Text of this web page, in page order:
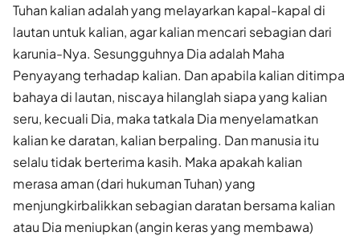
Tuhan kalian adalah yang melayarkan kapal-kapal di
lautan untuk kalian, agar kalian mencari sebagian dari
karunia-Nya. Sesungguhnya Dia adalah Maha
Penyayang terhadap kalian. Dan apabila kalian ditimpa
bahaya di lautan, niscaya hilanglah siapa yang kalian
seru, kecuali Dia, maka tatkala Dia menyelamatkan
kalian ke daratan, kalian berpaling. Dan manusia itu
selalu tidak berterima kasih. Maka apakah kalian
merasa aman (dari hukuman Tuhan) yang
menjungkirbalikkan sebagian daratan bersama kalian
atau Dia meniupkan (angin keras yang membawa)